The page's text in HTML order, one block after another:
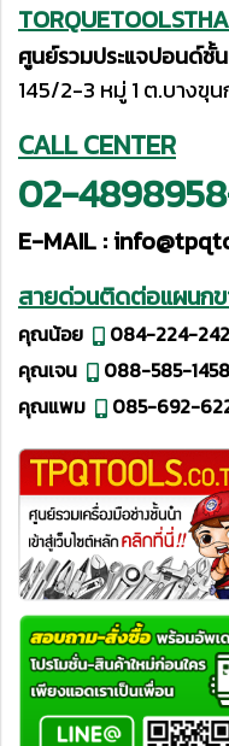
ศูนย์รวมประแจปอนด์ชั้
145/2-3 หมู่ 1 ต.บางขุ
CALL CENTER
02-
E-MAIL :
สายด่วนติดต่อแผนก
คุณน้อย
084-224-
คุณเจน
088-585-1458
คุณแพม
085-692-